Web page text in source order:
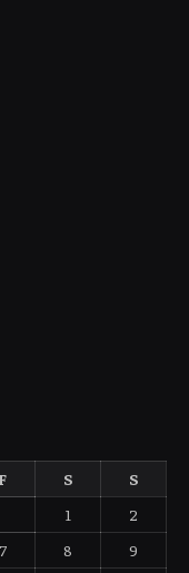
F S
S
1
2
7 8
9